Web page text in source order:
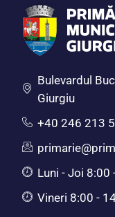
Bulevardul
Giurgiu
+40 246 213
Luni - Joi 8:00
Vineri 8:00 -